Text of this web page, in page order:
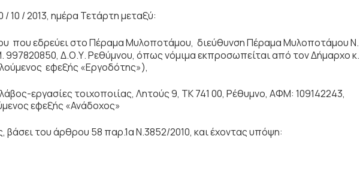
10 / 2013, ημέρα Τετάρτη μεταξύ:
πουεδρεύει στο Πέραμα Μυλοποτάμου, διεύθυνση Πέραμα Μυλοποτάμου Ν.
Δ.Ο.Υ. Ρεθύμνου, όπως νόμιμα εκπροσωπείται από τον Δήμαρχο κ.
εφεξής «Εργοδότης»),
εργασίες τοιχοποιίας, Λητούς 9, ΤΚ 741 00, Ρέθυμνο, ΑΦΜ: 109142243,
εφεξής «Ανάδοχος»
του άρθρου 58 παρ.1α Ν.3852/2010, και έχοντας υπόψη: